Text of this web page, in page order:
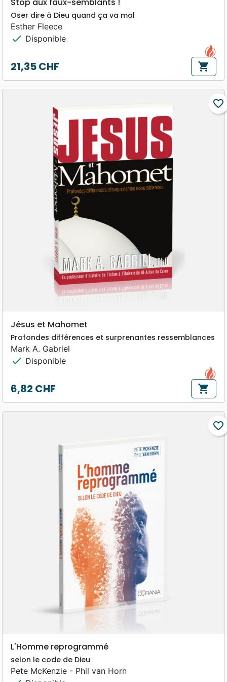
Oser dire à Dieu quand ça va mal
Esther Fleece
check Disponible
Prix
21,35 CHF shopping_cart
favorite_border
Jésus et Mahomet
Profondes différences et surprenantes ressemblances
Mark A. Gabriel
check Disponible
Prix
6,82 CHF shopping_cart
favorite_border
L'Homme reprogrammé
selon le code de Dieu
Pete McKenzie - Phil van Horn